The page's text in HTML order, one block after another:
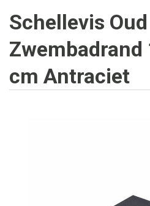
Schellevis
cm Antraciet